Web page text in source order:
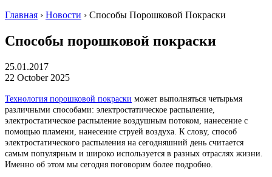
Главная › Новости › Способы Порошковой Покраски
Способы порошковой покраски
25.01.2017
22 October 2025
Технология порошковой покраски может выполняться четырьмя
различными способами: электростатическое распыление,
электростатическое распыление воздушным потоком, нанесение с
помощью пламени, нанесение струей воздуха. К слову, способ
электростатического распыления на сегодняшний день считается
самым популярным и широко используется в разных отраслях жизни.
Именно об этом мы сегодня поговорим более подробно.